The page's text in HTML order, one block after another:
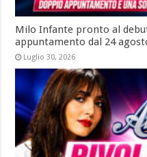
Milo Infante pronto al
appuntamento dal 24
Luglio 30, 2026